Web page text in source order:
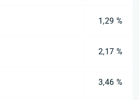
1,29 %
2,17 %
3,46 %